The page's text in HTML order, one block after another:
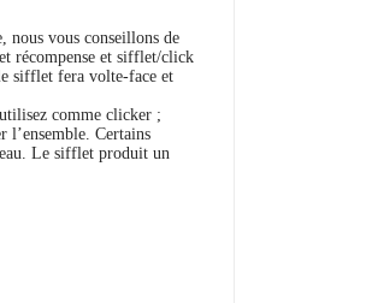
nous vous conseillons de
récompense et sifflet/click
sifflet fera volte-face et
comme clicker ;
Certains
Le sifflet produit un